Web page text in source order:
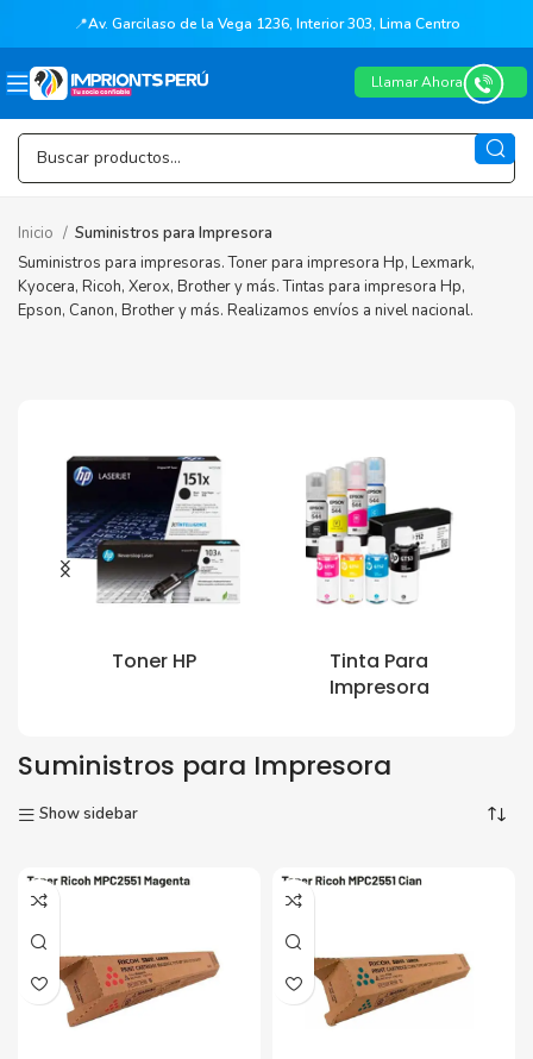
📍Av. Garcilaso de la Vega 1236, Interior 303, Lima Centro
Llamar Ahora
Inicio
Suministros para Impresora
Suministros para impresoras. Toner para impresora Hp, Lexmark,
Kyocera, Ricoh, Xerox, Brother y más. Tintas para impresora Hp,
Epson, Canon, Brother y más. Realizamos envíos a nivel nacional.
Toner HP
Tinta Para
Impresora
Suministros para Impresora
Show sidebar